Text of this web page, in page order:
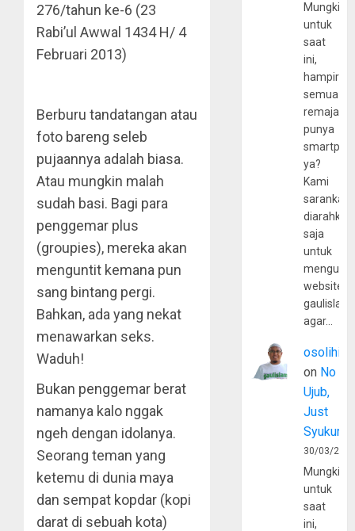
276/tahun ke-6 (23
Rabi’ul Awwal 1434 H/ 4
Februari 2013)
Berburu tandatangan atau
foto bareng seleb
pujaannya adalah biasa.
Atau mungkin malah
sudah basi. Bagi para
penggemar plus
(groupies), mereka akan
menguntit kemana pun
sang bintang pergi.
Bahkan, ada yang nekat
menawarkan seks.
Waduh!
Bukan penggemar berat
namanya kalo nggak
ngeh dengan idolanya.
Seorang teman yang
ketemu di dunia maya
dan sempat kopdar (kopi
darat di sebuah kota)
Mungkin
untuk
saat
ini,
hampir
semua
remaja
punya
ya?
Kami
sarankan,
diarahkan
saja
untuk
website
agar…
osolihin
on No
Ujub,
Just
Syukur
30/03/
Mungkin
untuk
saat
ini,